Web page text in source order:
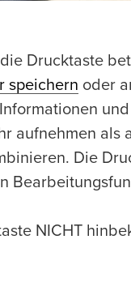
Drucktaste
speichern oder
aufnehmen als
Die
NICHT